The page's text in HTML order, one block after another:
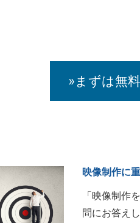
»まずは無
映像制作に
「映像制作
問にお答え